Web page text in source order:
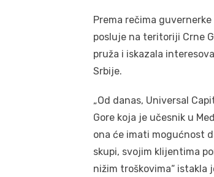
Prema rečima
posluje na teritoriji Crne
pruža i iskazala
Srbije.
„Od danas, Universal
Gore koja je učesnik u
ona će imati mogućnost
skupi, svojim klijentima
nižim troškovima“ istakla